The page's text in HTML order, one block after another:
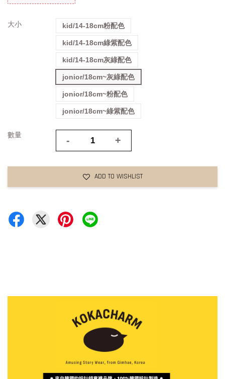
大小 kid/14-18cm粉配色
kid/14-18cm綠紫配色
kid/14-18cm灰綠配色
jonior/18cm~灰綠配色
jonior/18cm~粉配色
jonior/18cm~綠紫配色
數量 - +
ADD TO WISHLIST